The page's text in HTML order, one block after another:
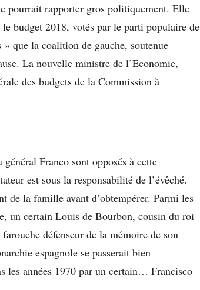
pourrait rapporter gros politiquement. Elle
budget 2018, votés par le parti populaire de
que la coalition de gauche, soutenue
La nouvelle ministre de l’Economie,
des budgets de la Commission à
Franco sont opposés à cette
est sous la responsabilité de l’évêché.
de la famille avant d’obtempérer. Parmi les
un certain Louis de Bourbon, cousin du roi
défenseur de la mémoire de son
espagnole se passerait bien
les années 1970 par un certain… Francisco